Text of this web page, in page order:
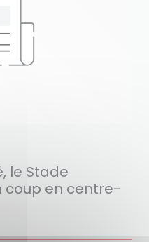
le Stade
coup en centre-